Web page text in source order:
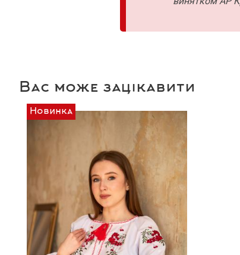
Вас може зацікавити
Новинка